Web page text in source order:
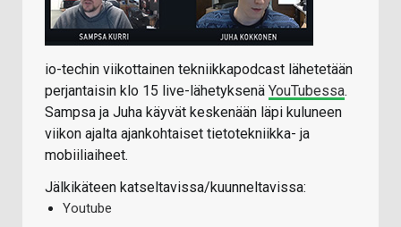
io-techin viikottainen tekniikkapodcast lähetetään
perjantaisin klo 15 live-lähetyksenä YouTubessa.
Sampsa ja Juha käyvät keskenään läpi kuluneen
viikon ajalta ajankohtaiset tietotekniikka- ja
mobiiliaiheet.
Jälkikäteen katseltavissa/kuunneltavissa:
Youtube